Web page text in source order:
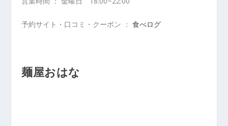
予約サイト・口コミ・クーポン ： 食べログ
麺屋おはな